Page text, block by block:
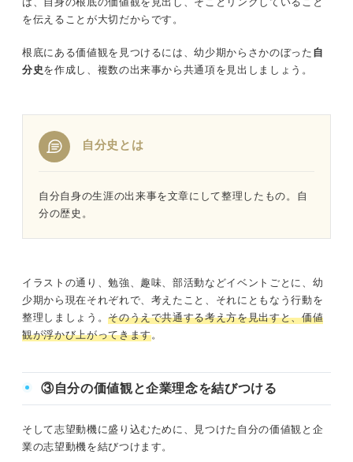
を伝えることが大切だからです。
根底にある価値観を見つけるには、幼少期からさかのぼった 自
分史を作成し、複数の出来事から共通項を見出しましょう。
自分史とは
自分自身の生涯の出来事を文章にして整理したもの。自
分の歴史。
イラストの通り、勉強、趣味、部活動などイベントごとに、幼
少期から現在それぞれで、考えたこと、それにともなう行動を
整理しましょう。そのうえで共通する考え方を見出すと、価値
観が浮かび上がってきます。
③自分の価値観と企業理念を結びつける
そして志望動機に盛り込むために、見つけた自分の価値観と企
業の志望動機を結びつけます。